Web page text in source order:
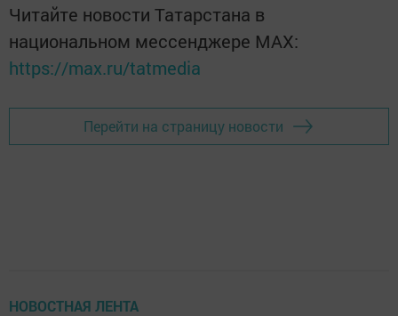
Читайте новости Татарстана в
национальном мессенджере MАХ:
https://max.ru/tatmedia
Перейти на страницу новости
НОВОСТНАЯ ЛЕНТА